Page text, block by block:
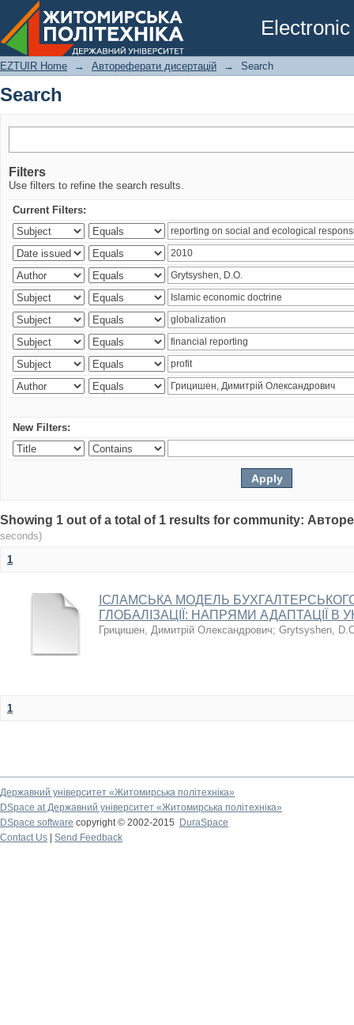
Search
EZTUIR Home → Автореферати дисертацій → Search
Search
Filters
Use filters to refine the search results.
Current Filters:
New Filters:
Showing 1 out of a total of 1 results for community:
seconds)
1
ІСЛАМСЬКА МОДЕЛЬ
ГЛОБАЛІЗАЦІЇ: НАПРЯМИ АДАПТАЦІЇ В
Грицишен, Димитрій Олександрович; Grytsyshen,
1
Державний університет «Житомирська політехніка»
DSpace at Державний університет «Житомирська політехніка»
DSpace software copyright © 2002-2015
DuraSpace
Contact Us
Send Feedback